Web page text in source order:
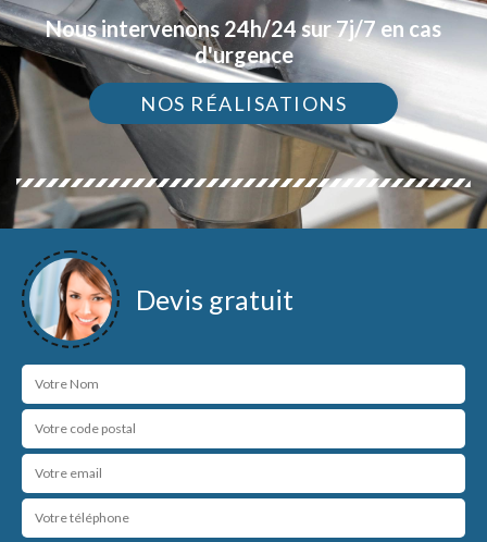
Nous intervenons 24h/24 sur 7j/7 en cas
d'urgence
NOS RÉALISATIONS
Devis gratuit